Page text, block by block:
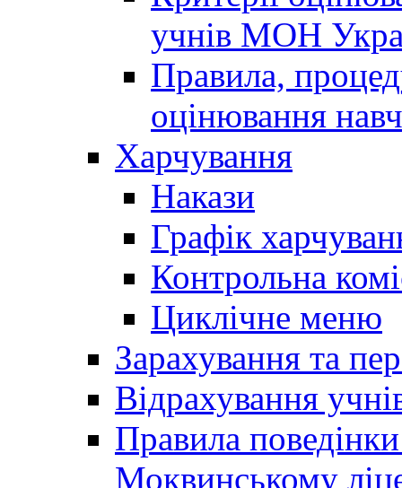
учнів МОН
Правила,
оцінювання
Харчування
Накази
Графік
Контрольна
Циклічне меню
Зарахування та
Відрахування
Правила
Моквинському